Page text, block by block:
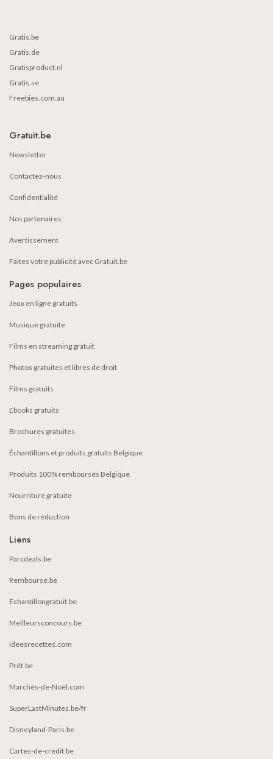
Gratis.be
Gratis.de
Gratisproduct.nl
Gratis.se
Freebies.com.au
Gratuit.be
Newsletter
Contactez-nous
Confidentialité
Nos partenaires
Avertissement
Faites votre publicité avec Gratuit.be
Pages populaires
Jeux en ligne gratuits
Musique gratuite
Films en streaming gratuit
Photos gratuites et libres de droit
Films gratuits
Ebooks gratuits
Brochures gratuites
Échantillons et produits gratuits Belgique
Produits 100% remboursés Belgique
Nourriture gratuite
Bons de réduction
Liens
Parcdeals.be
Remboursé.be
Echantillongratuit.be
Meilleursconcours.be
Ideesrecettes.com
Prêt.be
Marchés-de-Noël.com
SuperLastMinutes.be/fr
Disneyland-Paris.be
Cartes-de-crédit.be